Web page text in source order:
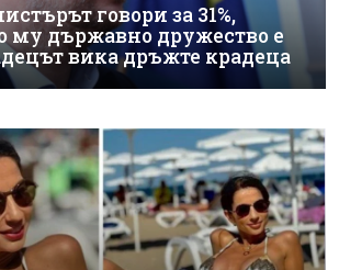
говори за 31%,
му държавно дружество е
вика дръжте крадеца